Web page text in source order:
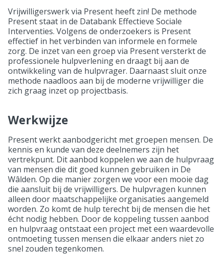
Vrijwilligerswerk via Present heeft zin! De methode
Present staat in de Databank Effectieve Sociale
Interventies. Volgens de onderzoekers is Present
effectief in het verbinden van informele en formele
zorg. De inzet van een groep via Present versterkt de
professionele hulpverlening en draagt bij aan de
ontwikkeling van de hulpvrager. Daarnaast sluit onze
methode naadloos aan bij de moderne vrijwilliger die
zich graag inzet op projectbasis.
Werkwijze
Present werkt aanbodgericht met groepen mensen. De
kennis en kunde van deze deelnemers zijn het
vertrekpunt. Dit aanbod koppelen we aan de hulpvraag
van mensen die dit goed kunnen gebruiken in De
Wâlden. Op die manier zorgen we voor een mooie dag
die aansluit bij de vrijwilligers. De hulpvragen kunnen
alleen door maatschappelijke organisaties aangemeld
worden. Zo komt de hulp terecht bij de mensen die het
écht nodig hebben. Door de koppeling tussen aanbod
en hulpvraag ontstaat een project met een waardevolle
ontmoeting tussen mensen die elkaar anders niet zo
snel zouden tegenkomen.